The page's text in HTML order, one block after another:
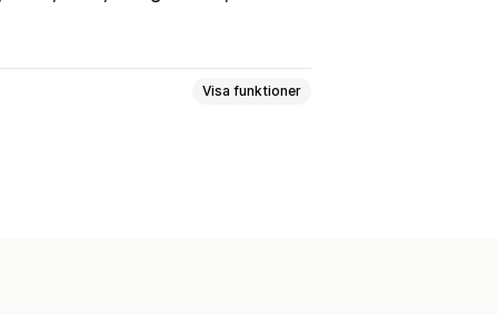
Visa funktioner